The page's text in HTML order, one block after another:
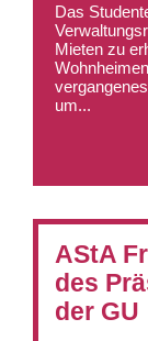
Das
Mieten zu
um...
AStA
des
der GU